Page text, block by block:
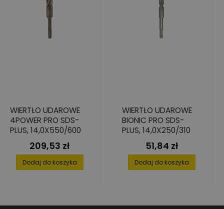
WIERTŁO UDAROWE
4POWER PRO SDS-
PLUS, 14,0X550/600
Cena
209,53 zł
Dodaj do koszyka
WIERTŁO UDAROWE
BIONIC PRO SDS-
PLUS, 14,0X250/310
Cena
51,84 zł
Dodaj do koszyka